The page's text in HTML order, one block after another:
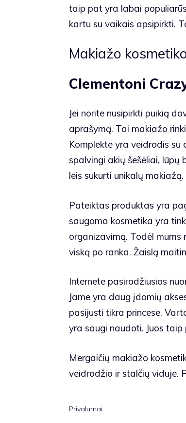
taip pat yra labai
kartu su vaikais apsipirkti.
Makiažo
Clementoni
Jei norite nusipirkti puikią
aprašymą. Tai makiažo
Komplekte yra veidrodis
spalvingi akių šešėliai, lūpų
leis sukurti unikalų makiažą.
Pateiktas produktas yra
saugoma kosmetika yra
organizavimą. Todėl mums
viską po ranka. Žaislą
Internete pasirodžiusios
Jame yra daug įdomių
pasijusti tikra princese.
yra saugi naudoti. Juos
Mergaičių makiažo
veidrodžio ir stalčių viduje.
Privalumai